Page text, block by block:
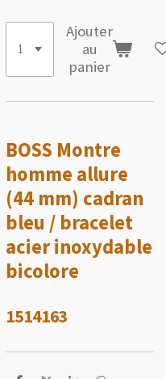
Ajouter
au
panier
BOSS Montre
homme allure
(44 mm) cadran
bleu / bracelet
acier inoxydable
bicolore
1514163